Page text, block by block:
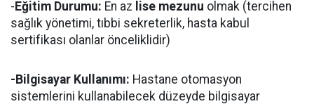
-Eğitim Durumu: En az lise mezunu olmak (tercihen
sağlık yönetimi, tıbbi sekreterlik, hasta kabul
sertifikası olanlar önceliklidir)
-Bilgisayar Kullanımı: Hastane otomasyon
sistemlerini kullanabilecek düzeyde bilgisayar